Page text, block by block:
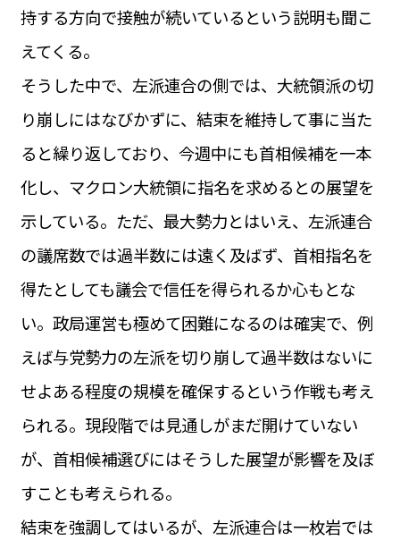
#カルカッソンヌ Carcassonne
#サステナブル
#フランス生活
#レシピ #ビューティー
#コスメ
#アルザス地方
持する方向で接触が続いているという説明も聞こ
えてくる。
そうした中で、左派連合の側では、大統領派の切
り崩しにはなびかずに、結束を維持して事に当た
ると繰り返しており、今週中にも首相候補を一本
化し、マクロン大統領に指名を求めるとの展望を
示している。ただ、最大勢力とはいえ、左派連合
の議席数では過半数には遠く及ばず、首相指名を
得たとしても議会で信任を得られるか心もとな
い。政局運営も極めて困難になるのは確実で、例
えば与党勢力の左派を切り崩して過半数はないに
せよある程度の規模を確保するという作戦も考え
られる。現段階では見通しがまだ開けていない
が、首相候補選びにはそうした展望が影響を及ぼ
すことも考えられる。
結束を強調してはいるが、左派連合は一枚岩では